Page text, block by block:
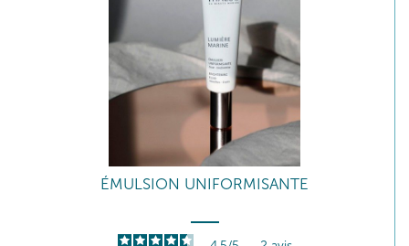
ÉMULSION UNIFORMISANTE